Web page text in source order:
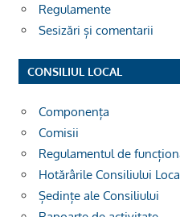
Regulamente
Sesizări și comentarii
CONSILIUL LOCAL
Componența
Comisii
Regulamentul de
Hotărârile Consiliului
Ședințe ale Consiliului